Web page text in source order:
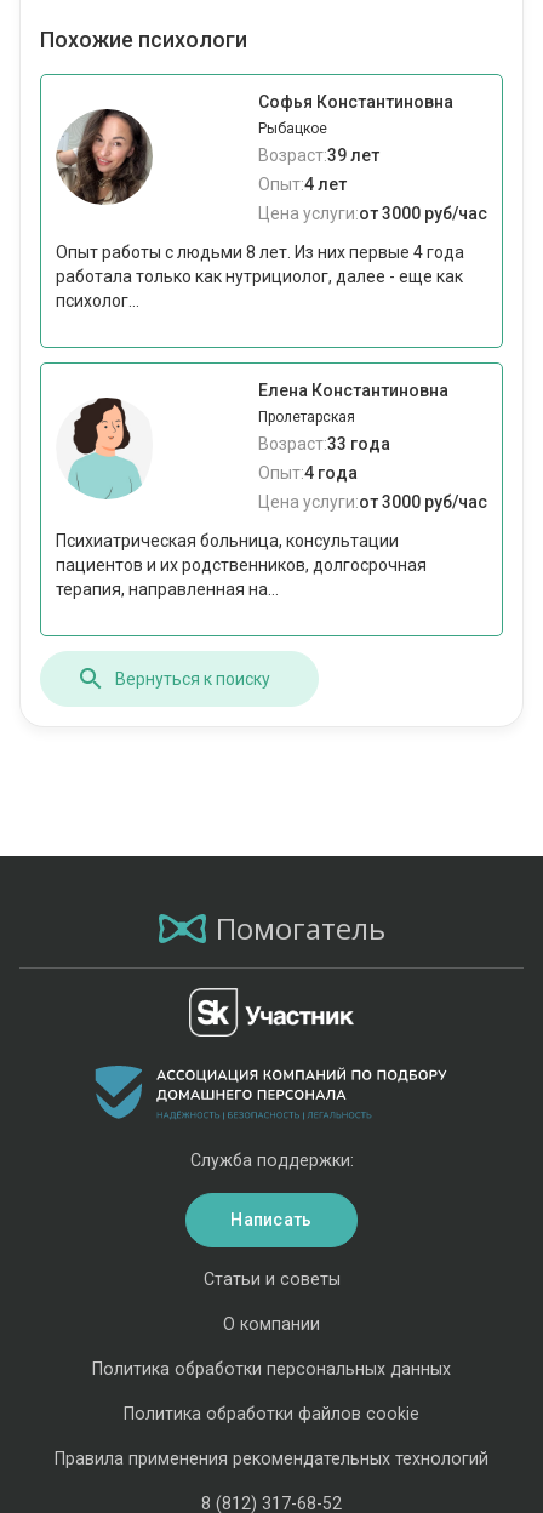
Похожие психологи
Софья Константиновна
Рыбацкое
Возраст:39 лет
Опыт:4 лет
Цена услуги:от 3000 руб/час
Опыт работы с людьми 8 лет. Из них первые 4 года
работала только как нутрициолог, далее - еще как
психолог...
Елена Константиновна
Пролетарская
Возраст:33 года
Опыт:4 года
Цена услуги:от 3000 руб/час
Психиатрическая больница, консультации
пациентов и их родственников, долгосрочная
терапия, направленная на...
Вернуться к поиску
Помогатель
Статьи и советы
О компании
Политика обработки персональных данных
Политика обработки файлов cookie
Правила применения рекомендательных технологий
8 (812) 317-68-52
Служба поддержки:
Написать